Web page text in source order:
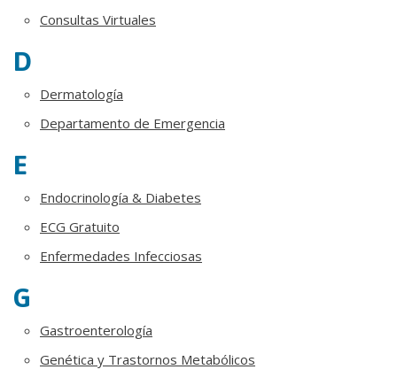
Consultas Virtuales
D
Dermatología
Departamento de Emergencia
E
Endocrinología & Diabetes
ECG Gratuito
Enfermedades Infecciosas
G
Gastroenterología
Genética y Trastornos Metabólicos